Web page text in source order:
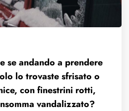
se andando a prendere
lo trovaste sfrisato o
con finestrini rotti,
vandalizzato?